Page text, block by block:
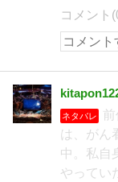
コメント
ネタバレ
は、がん
中。私自
やってい